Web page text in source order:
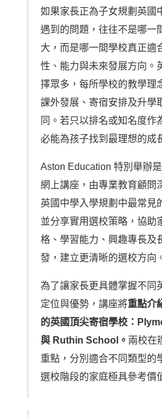
如果家長正為子女規劃英國
遇到的問題，往往不是哪一
大，而是哪一間學校真正適
性、能力與未來發展方向。
擇眾多，每所學校的教學理
課外發展、寄宿安排及升學
同。若只以排名或知名度作
必能為孩子找到最理想的成
Aston Education 特別舉辦
網上講座，由專業教育顧問
英國中學入學規劃中最常見
並分享實用選校策略，協助
格、學習能力、興趣專長及
發，建立更清晰的選校方向
為了讓家長更具體掌握不同
定位與優勢，講座將重點介
的英國頂尖寄宿學校：
與 Ruthin School。 兩校在
重點，分別適合不同類型的
選校階段的家庭極具參考價